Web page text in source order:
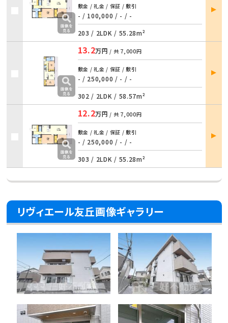
敷金 / 礼金 / 保証 / 敷引
- / 100,000 / - / -
203 / 2LDK / 55.28m²
部屋
詳細
13.2万円 / 共 7,000円
敷金 / 礼金 / 保証 / 敷引
- / 250,000 / - / -
302 / 2LDK / 58.57m²
部屋
詳細
12.2万円 / 共 7,000円
敷金 / 礼金 / 保証 / 敷引
- / 250,000 / - / -
303 / 2LDK / 55.28m²
部屋
詳細
リヴィエール友丘画像ギャラリー